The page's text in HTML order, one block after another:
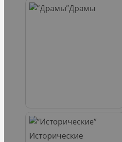
Драмы
Исторические